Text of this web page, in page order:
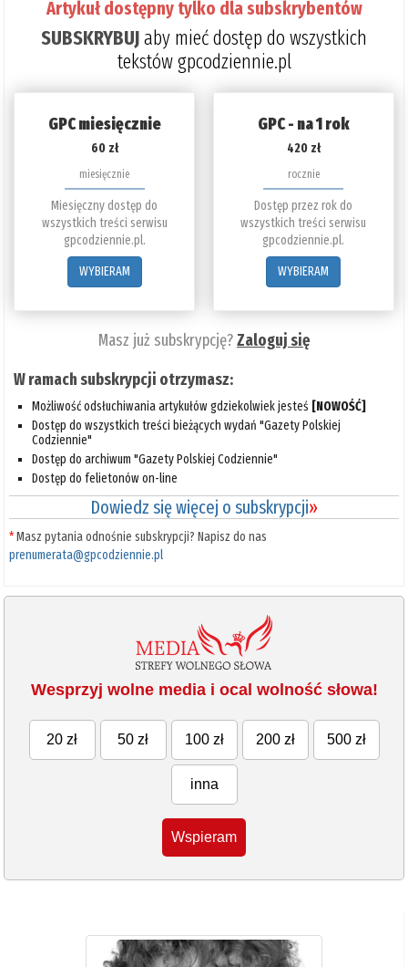
Artykuł dostępny tylko dla subskrybentów
SUBSKRYBUJaby mieć dostęp do wszystkich
tekstów gpcodziennie.pl
GPC miesięcznie
60 zł
miesięcznie
Miesięczny dostęp do
wszystkich treści serwisu
gpcodziennie.pl.
WYBIERAM
GPC - na 1 rok
420 zł
rocznie
Dostęp przez rok do
wszystkich treści serwisu
gpcodziennie.pl.
WYBIERAM
Masz już subskrypcję?Zaloguj się
W ramach subskrypcji otrzymasz:
Możliwość odsłuchiwania artykułów gdziekolwiek jesteś [NOWOŚĆ]
Dostęp do wszystkich treści bieżących wydań "Gazety Polskiej
Codziennie"
Dostęp do archiwum "Gazety Polskiej Codziennie"
Dostęp do felietonów on-line
Dowiedz się więcej o subskrypcji»
*Masz pytania odnośnie subskrypcji? Napisz do nas
prenumerata@gpcodziennie.pl
Wesprzyj wolne media i ocal wolność słowa!
20 zł 50 zł 100 zł 200 zł 500 zł
inna
Wspieram